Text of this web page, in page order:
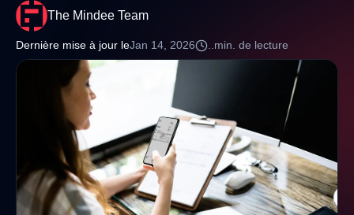
The Mindee Team
Dernière mise à jour leJan 14, 2026 min. de lecture